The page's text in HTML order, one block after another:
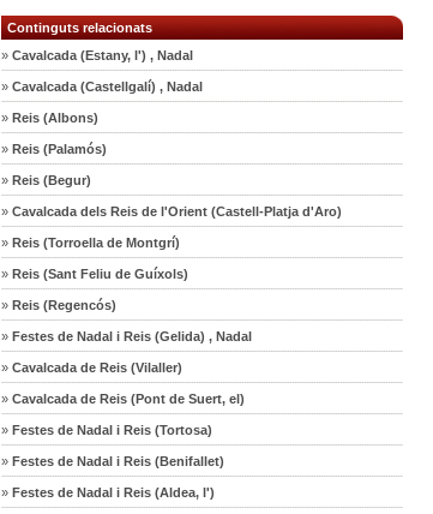
Continguts relacionats
» Cavalcada (Estany, l') , Nadal
» Cavalcada (Castellgalí) , Nadal
» Reis (Albons)
» Reis (Palamós)
» Reis (Begur)
» Cavalcada dels Reis de l'Orient (Castell-Platja d'Aro)
» Reis (Torroella de Montgrí)
» Reis (Sant Feliu de Guíxols)
» Reis (Regencós)
» Festes de Nadal i Reis (Gelida) , Nadal
» Cavalcada de Reis (Vilaller)
» Cavalcada de Reis (Pont de Suert, el)
» Festes de Nadal i Reis (Tortosa)
» Festes de Nadal i Reis (Benifallet)
» Festes de Nadal i Reis (Aldea, l')